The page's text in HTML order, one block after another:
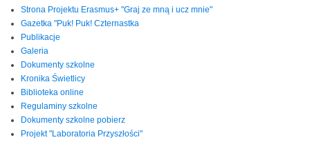
Strona Projektu Erasmus+ "Graj ze mną i ucz mnie"
Gazetka "Puk! Puk! Czternastka
Publikacje
Galeria
Dokumenty szkolne
Kronika Świetlicy
Biblioteka online
Regulaminy szkolne
Dokumenty szkolne pobierz
Projekt "Laboratoria Przyszłości"